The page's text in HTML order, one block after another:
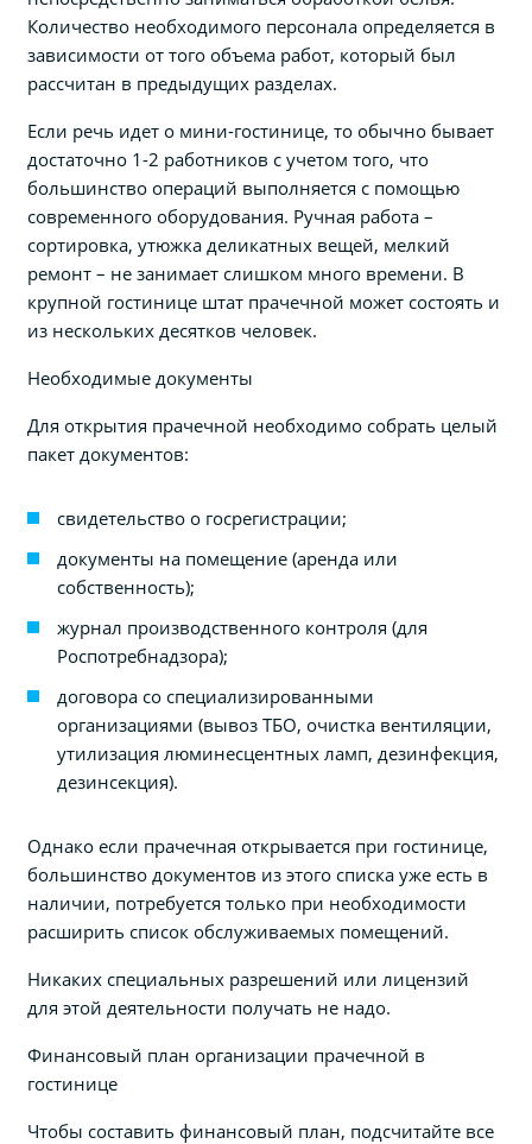
Количество необходимого персонала определяется в
зависимости от того объема работ, который был
рассчитан в предыдущих разделах.
Если речь идет о мини-гостинице, то обычно бывает
достаточно 1-2 работников с учетом того, что
большинство операций выполняется с помощью
современного оборудования. Ручная работа –
сортировка, утюжка деликатных вещей, мелкий
ремонт – не занимает слишком много времени. В
крупной гостинице штат прачечной может состоять и
из нескольких десятков человек.
Необходимые документы
Для открытия прачечной необходимо собрать целый
пакет документов:
свидетельство о госрегистрации;
документы на помещение (аренда или
собственность);
журнал производственного контроля (для
Роспотребнадзора);
договора со специализированными
организациями (вывоз ТБО, очистка вентиляции,
утилизация люминесцентных ламп, дезинфекция,
дезинсекция).
Однако если прачечная открывается при гостинице,
большинство документов из этого списка уже есть в
наличии, потребуется только при необходимости
расширить список обслуживаемых помещений.
Никаких специальных разрешений или лицензий
для этой деятельности получать не надо.
Финансовый план организации прачечной в
гостинице
Чтобы составить финансовый план, подсчитайте все